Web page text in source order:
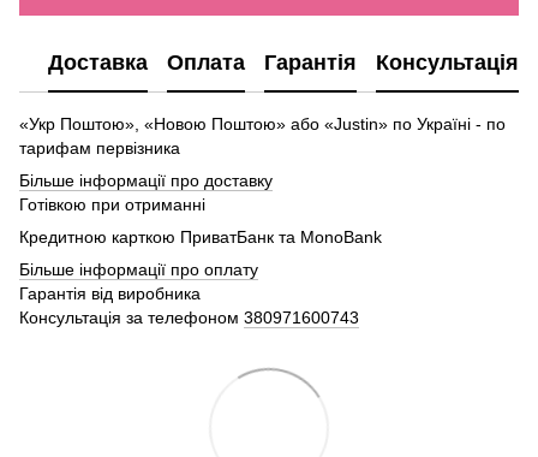
Доставка Оплата Гарантія Консультація
«Укр Поштою», «Новою Поштою» або «Justin» по Україні - по
тарифам первізника
Більше інформації про доставку
Готівкою при отриманні
Кредитною карткою ПриватБанк та MonoBank
Більше інформації про оплату
Гарантія від виробника
Консультація за телефоном 380971600743